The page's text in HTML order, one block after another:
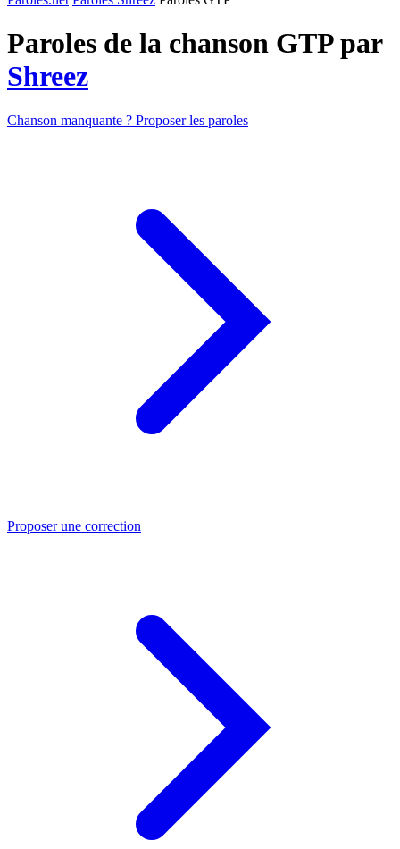
Paroles de la chanson GTP par
Shreez
Chanson manquante ? Proposer les paroles
Proposer une correction